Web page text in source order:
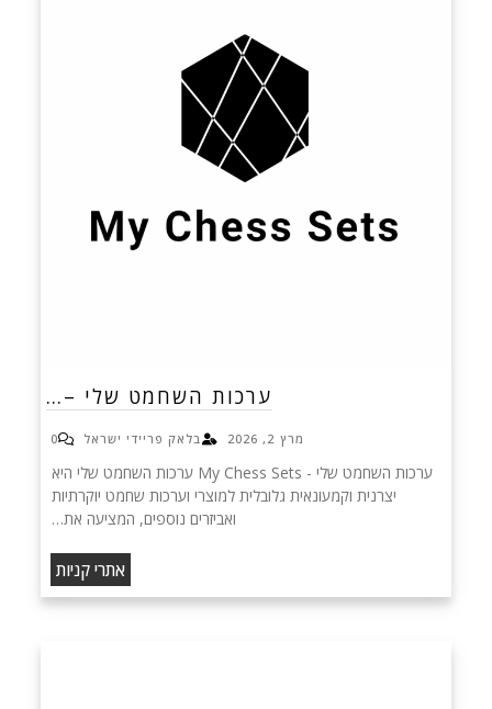
ערכות השחמט שלי –…
מרץ 2, 2026 בלאק פריידי ישראל 0
ערכות השחמט שלי - My Chess Sets ערכות השחמט שלי היא
יצרנית וקמעונאית גלובלית למוצרי וערכות שחמט יוקרתיות
ואביזרים נוספים, המציעה את…
אתרי קניות